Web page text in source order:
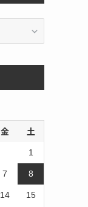
金 土
1
7 8
14 15